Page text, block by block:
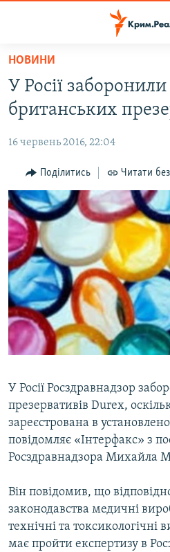
Перейти
основного
матеріалу
Перейти
до
навігації
Перейти
до
пошуку
ВОДА.КРИМ
ВІДЕО ТА ФОТО
ПОЛІТИКА
БЛОГИ
ПОГЛЯД
ІНТЕРВ'Ю
ВСЕ ЗА ДЕНЬ
СПЕЦПРОЕКТИ
ДЕПОРТАЦІЯ
ВІДЕОУРОКИ «ELIFBE»
СВІДЧЕННЯ ОКУПАЦІЇ
ІНФОГРАФІКА
ЯК ОБІЙТИ БЛОКУВАННЯ
Русский
Qırımtatar
Усі сайти RFE/RL
НОВИНИ
У Росії
британських
16 червень 2016, 22:04
Поділитись Читати
У Росії Росздравнадзор
презервативів Durex,
зареєстрована в
повідомляє «Інтерфакс» з
Росздравнадзора Михайла
Він повідомив, що
законодавства медичні
технічні та токсикологічні
має пройти експертизу в